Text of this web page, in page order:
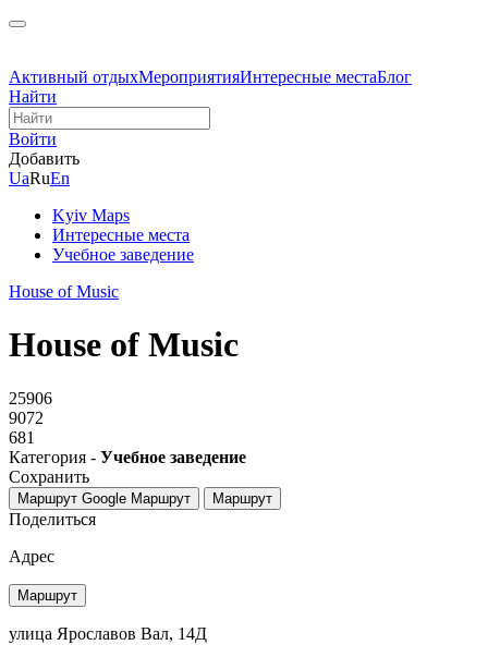
Активный отдыхМероприятияИнтересные местаБлог
Найти
Войти
Добавить
UaRuEn
Kyiv Maps
Интересные места
Учебное заведение
House of Music
House of Music
25906
9072
681
Категория - Учебное заведение
Сохранить
Маршрут Google Маршрут Маршрут
Поделиться
Адрес
Маршрут
улица Ярославов Вал, 14Д